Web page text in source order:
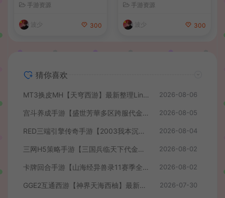
细搭建教程
手游资源
波少 300
+Linux手工服务端+管理后台
+GM授权后台+简易安卓客户
端+详细搭建教程+视频教程
手游资源
波少 300
猜你喜欢
MT3换皮MH【天穹西游】最新整理Linux手工服务端+安卓苹果双端+GM后台+详细搭建教程+全套源码+视频教程 2026-08-06
宫斗养成手游【盛世芳華多区跨服代金券本地优化版】最新整理单机一键即玩端+Linux手工服务端+CDK授权后台+安卓+详细搭建教程 2026-08-05
RED三端引擎传奇手游【2003我本沉默】最新整理Win系服务端+安卓苹果PC三端+详细搭建教程 2026-08-04
三网H5策略手游【三国兵临天下代金券内购七合修复版】最新整理单机一键即玩镜像端+Linux手工服务端+管理后台+GM授权后台+简易安卓客户端+详细搭建教程+视频教程 2026-08-02
卡牌回合手游【山海经异兽录11赛季全人物代金券内购版】最新整理WIN系服务端+授权GM后台+管理后台+热更修改工具+安卓+详细搭建教程 2026-08-02
GGE2互通西游【神界天海西柚】最新整理Win系服务端+安卓苹果PC三端+内置GM工具+全套源码+详细搭建教程+视频教程 2026-07-30